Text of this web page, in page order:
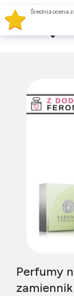
Perfumy
Średnia ocena